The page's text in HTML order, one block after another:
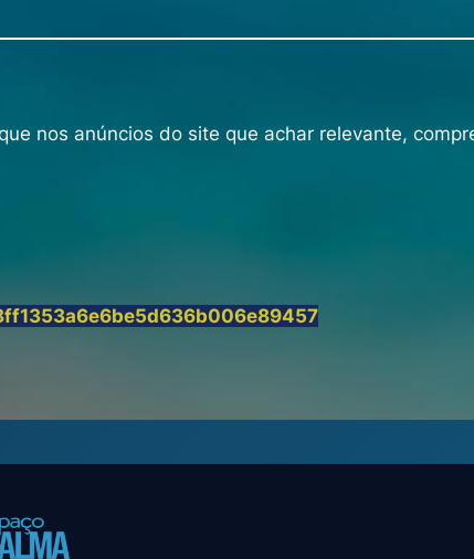
nos anúncios do site que achar relevante,